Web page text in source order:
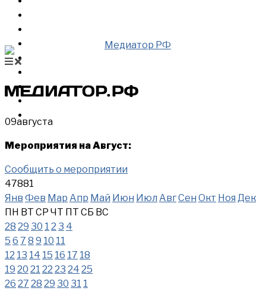
ВИДЕО
09августа
Мероприятия на Август:
Сообщить о мероприятии
47881
Янв Фев Мар Апр Май Июн Июл АвгСен Окт Ноя Дек
ПН ВТ СР ЧТ ПТ СБ ВС
28 29 30 1 2 3 4
5 6 7 8 9 10 11
12 13 14 15 16 17 18
19 20 21 22 23 24 25
26 27 28 29 30 31 1